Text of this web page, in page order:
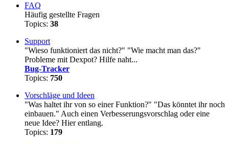
FAQ
Häufig gestellte Fragen
Topics: 38
Support
"Wieso funktioniert das nicht?" "Wie macht man das?"
Probleme mit Dexpot? Hilfe naht...
Bug-Tracker
Topics: 750
Vorschläge und Ideen
"Was haltet ihr von so einer Funktion?" "Das könntet ihr noch
einbauen." Auch einen Verbesserungsvorschlag oder eine
neue Idee? Hier entlang.
Topics: 179